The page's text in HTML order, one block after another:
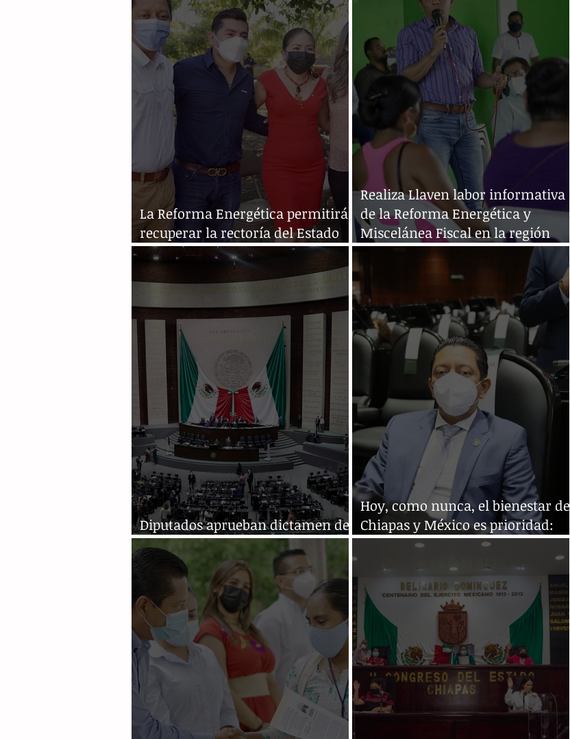
La Reforma Energética permitirá
recuperar la rectoría del Estado
en el servicio nacional eléctrico:
Realiza Llaven labor informativa
de la Reforma Energética y
Miscelánea Fiscal en la región
Costa
Diputados aprueban dictamen de
Ley de Ingresos para 2022
Hoy, como nunca, el bienestar de
Chiapas y México es prioridad:
Llaven Abarca